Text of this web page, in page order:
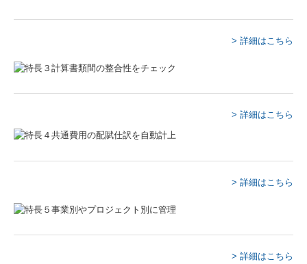
> 詳細はこちら
> 詳細はこちら
> 詳細はこちら
> 詳細はこちら